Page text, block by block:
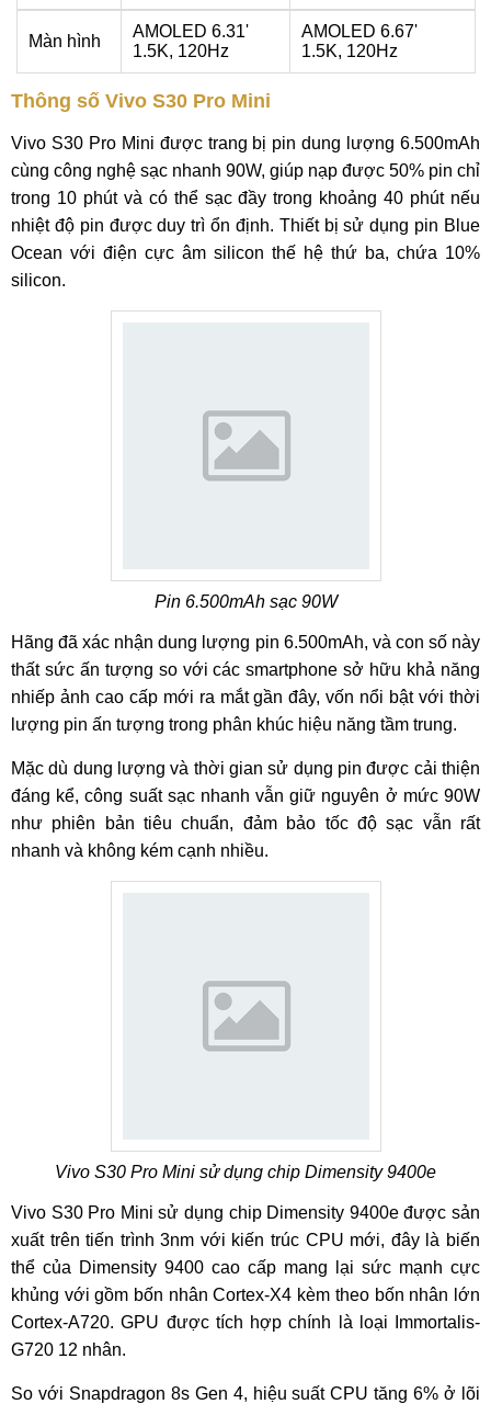
Màn hình
AMOLED 6.31'
1.5K, 120Hz
AMOLED 6.67'
1.5K, 120Hz
Thông số Vivo S30 Pro Mini
Vivo S30 Pro Mini được trang bị pin dung lượng 6.500mAh
cùng công nghệ sạc nhanh 90W, giúp nạp được 50% pin chỉ
trong 10 phút và có thể sạc đầy trong khoảng 40 phút nếu
nhiệt độ pin được duy trì ổn định. Thiết bị sử dụng pin Blue
Ocean với điện cực âm silicon thế hệ thứ ba, chứa 10%
silicon.
Pin 6.500mAh sạc 90W
Hãng đã xác nhận dung lượng pin 6.500mAh, và con số này
thất sức ấn tượng so với các smartphone sở hữu khả năng
nhiếp ảnh cao cấp mới ra mắt gần đây, vốn nổi bật với thời
lượng pin ấn tượng trong phân khúc hiệu năng tầm trung.
Mặc dù dung lượng và thời gian sử dụng pin được cải thiện
đáng kể, công suất sạc nhanh vẫn giữ nguyên ở mức 90W
như phiên bản tiêu chuẩn, đảm bảo tốc độ sạc vẫn rất
nhanh và không kém cạnh nhiều.
Vivo S30 Pro Mini sử dụng chip Dimensity 9400e
Vivo S30 Pro Mini sử dụng chip Dimensity 9400e được sản
xuất trên tiến trình 3nm với kiến trúc CPU mới, đây là biến
thể của Dimensity 9400 cao cấp mang lại sức mạnh cực
khủng với gồm bốn nhân Cortex-X4 kèm theo bốn nhân lớn
Cortex-A720. GPU được tích hợp chính là loại Immortalis-
G720 12 nhân.
So với Snapdragon 8s Gen 4, hiệu suất CPU tăng 6% ở lõi